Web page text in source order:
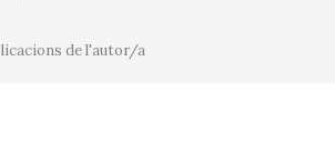
de l'autor/a